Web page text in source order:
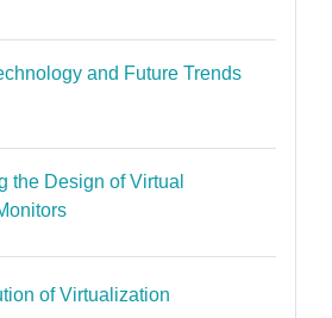
and Future TrendsΑρχείο
the Design of Virtual
of Virtualization